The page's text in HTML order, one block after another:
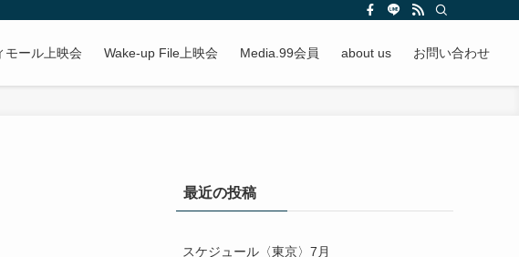
モール上映会 Wake-up File上映会 Media.99会員 about us お問い合わせ
最近の投稿
スケジュール〈東京〉7月